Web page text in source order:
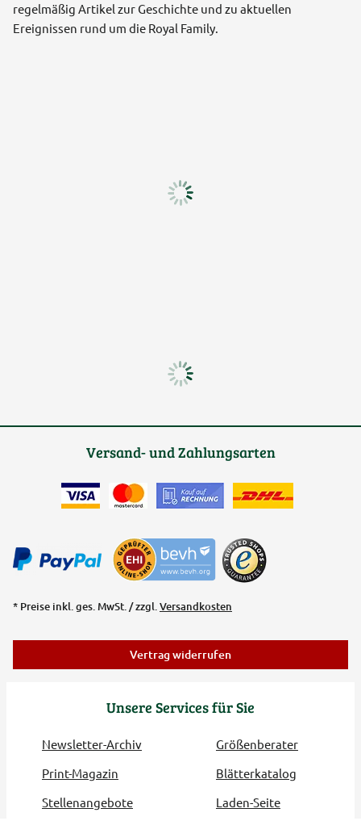
regelmäßig Artikel zur Geschichte und zu aktuellen
Ereignissen rund um die Royal Family.
Unsere Services für Sie
Newsletter-Archiv
Größenberater
Print-Magazin
Blätterkatalog
Stellenangebote
Laden-Seite
Versand- und Zahlungsarten
* Preise inkl. ges. MwSt. / zzgl. Versandkosten
Vertrag widerrufen